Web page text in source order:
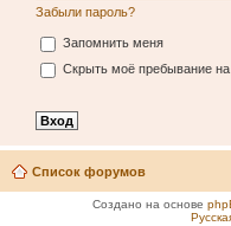
Забыли пароль?
Запомнить меня
Скрыть моё пребывание
Список форумов
Создано на основе